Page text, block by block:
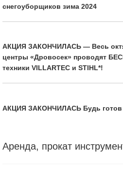
снегоуборщиков зима 2024
АКЦИЯ ЗАКОНЧИЛАСЬ — Весь
центры «Дровосек» проводят
техники VILLARTEC и STIHL*!
АКЦИЯ ЗАКОНЧИЛАСЬ Будь
Аренда, прокат